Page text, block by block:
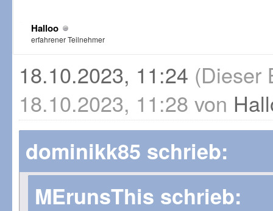
Halloo
erfahrener Teilnehmer
18.10.2023, 11:24 (Dieser
18.10.2023, 11:28 von
dominikk85 schrieb:
MErunsThis schrieb: